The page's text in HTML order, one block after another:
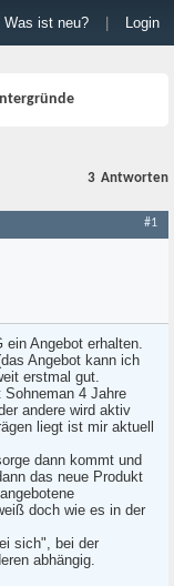
Was ist neu? Login
3 Antworten
#1
ein Angebot erhalten.
Angebot kann ich
erstmal gut.
Sohneman 4 Jahre
andere wird aktiv
liegt ist mir aktuell
dann kommt und
das neue Produkt
doch wie es in der
sich", bei der
abhängig.